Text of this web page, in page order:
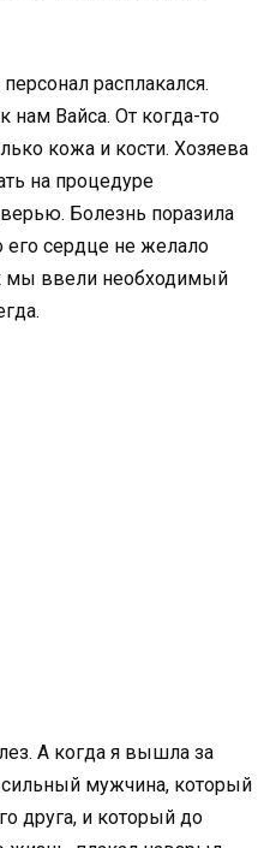
расплакался.
нам Вайса. От когда-то
кожа и кости. Хозяева
на процедуре
Болезнь поразила
его сердце не желало
мы ввели необходимый
А когда я вышла за
сильный мужчина, который
друга, и который до